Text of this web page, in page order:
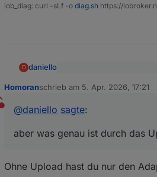
iob_diag: curl -sLf -o diag.sh https://
D daniello
Damit ist ein
Problem solved .. aber
Nicht stören
Homoranschrieb am 5. Apr. 2026, 17:21
zuletzt editiert von
@daniello sagte:
aber was genau ist durch das
Ohne Upload hast du nur den